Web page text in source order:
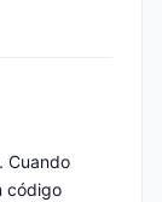
Cuando
código